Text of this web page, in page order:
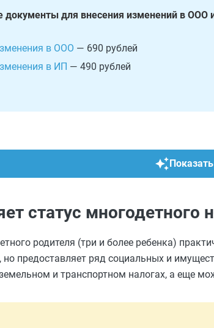
документы для внесения изменений в ООО
в ООО — 690 рублей
в ИП — 490 рублей
статус многодетного
родителя (три и более ребенка)
но предоставляет ряд социальных и
и транспортном налогах, а еще